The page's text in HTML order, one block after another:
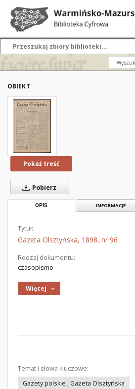
OBIEKT
Pokaż treść
Pobierz
OPIS INFORMACJE
Tytuł:
Gazeta Olsztyńska, 1898, nr 96
Rodzaj dokumentu:
czasopismo
Więcej
Temat i słowa kluczowe:
Gazety polskie ; Gazeta Olsztyńska